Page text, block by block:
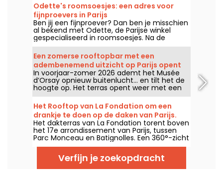
Odette's roomsoesjes: een adres voor
fijnproevers in Parijs
Ben jij een fijnproever? Dan ben je misschien
al bekend met Odette, de Parijse winkel
gespecialiseerd in roomsoesjes. Na de
opening van haar eerste winkel in januari
2013 in het 5e arrondissement, heeft Odette
nu een tweede locatie geopend in het hart
van de wijk Montorgueil.
Een zomerse rooftopbar met een
adembenemend uitzicht op Parijs opent
opnieuw bovenop een iconisch museum -
foto's
In voorjaar-zomer 2026 ademt het Musée
d’Orsay opnieuw buitenlucht… en tilt het de
hoogte op. Het terras opent weer met een
breed panoramisch uitzicht op Parijs, een
arty-chic sfeer en een bar geïnspireerd op
Art Nouveau. Een discrete rooftop, maar
daar blijft het niet lang bij.
Het Rooftop van La Fondation om een
drankje te doen op de daken van Parijs.
Het dakterras van La Fondation torent boven
het 17e arrondissement van Parijs, tussen
Parc Monceau en Batignolles. Een 360°-zicht
op de hoofdstad, tapas en signature
cocktails; het is tijd om naar boven te gaan,
wat frisse lucht te happen en volop van het
moment te genieten.
Verfijn je zoekopdracht